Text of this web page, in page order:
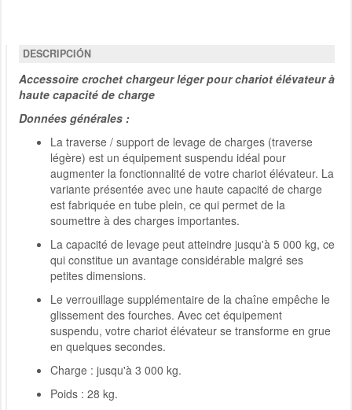
DESCRIPCIÓN
Accessoire crochet chargeur léger pour chariot élévateur à
haute capacité de charge
Données générales :
La traverse / support de levage de charges (traverse
légère) est un équipement suspendu idéal pour
augmenter la fonctionnalité de votre chariot élévateur. La
variante présentée avec une haute capacité de charge
est fabriquée en tube plein, ce qui permet de la
soumettre à des charges importantes.
La capacité de levage peut atteindre jusqu'à 5 000 kg, ce
qui constitue un avantage considérable malgré ses
petites dimensions.
Le verrouillage supplémentaire de la chaîne empêche le
glissement des fourches. Avec cet équipement
suspendu, votre chariot élévateur se transforme en grue
en quelques secondes.
Charge : jusqu'à 3 000 kg.
Poids : 28 kg.